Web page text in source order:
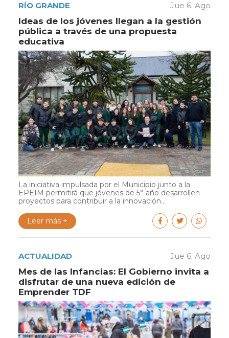
RÍO GRANDE Jue 6. Ago
Ideas de los jóvenes llegan a la gestión
pública a través de una propuesta
educativa
La iniciativa impulsada por el Municipio junto a la
EPEIM permitirá que jóvenes de 5° año desarrollen
proyectos para contribuir a la innovación...
Leer más +
ACTUALIDAD Jue 6. Ago
Mes de las Infancias: El Gobierno invita a
disfrutar de una nueva edición de
Emprender TDF